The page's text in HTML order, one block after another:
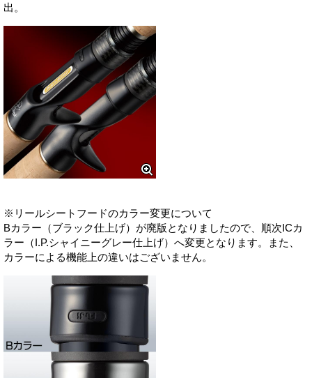
出。
※リールシートフードのカラー変更について
Bカラー（ブラック仕上げ）が廃版となりましたので、順次ICカ
ラー（I.P.シャイニーグレー仕上げ）へ変更となります。また、
カラーによる機能上の違いはございません。